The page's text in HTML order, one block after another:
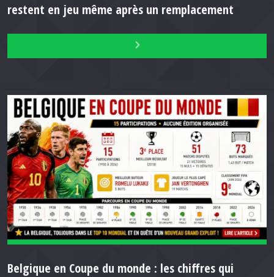
restent en jeu même après un remplacement
Belgique en Coupe du monde : les chiffres qui